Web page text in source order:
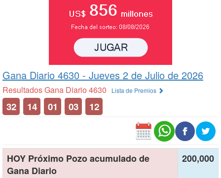
Gana Diario 4630 - Jueves 2 de Julio de 2026
Resultados Gana Diario 4630 Lista de Premios
32 14 01 03 12
HOY Próximo Pozo acumulado de
Gana Diario
200,000